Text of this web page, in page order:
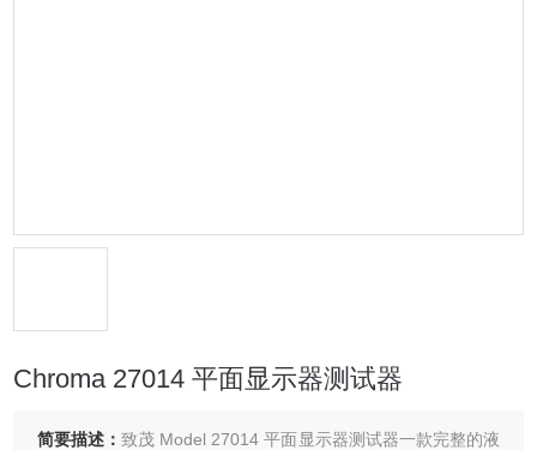
Chroma 27014 平面显示器测试器
简要描述：致茂 Model 27014 平面显示器测试器一款完整的液